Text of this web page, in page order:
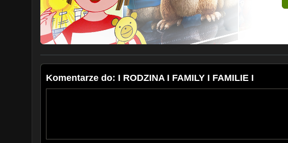
Komentarze do: I RODZINA I FAMILY I FAMILIE I